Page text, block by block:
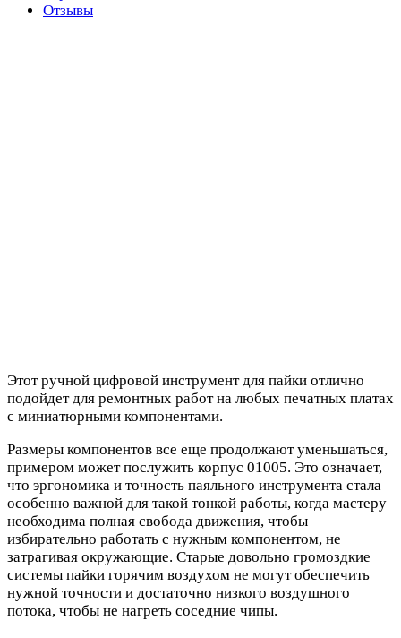
Отзывы
Этот ручной цифровой инструмент для пайки отлично
подойдет для ремонтных работ на любых печатных платах
с миниатюрными компонентами.
Размеры компонентов все еще продолжают уменьшаться,
примером может послужить корпус 01005. Это означает,
что эргономика и точность паяльного инструмента стала
особенно важной для такой тонкой работы, когда мастеру
необходима полная свобода движения, чтобы
избирательно работать с нужным компонентом, не
затрагивая окружающие. Старые довольно громоздкие
системы пайки горячим воздухом не могут обеспечить
нужной точности и достаточно низкого воздушного
потока, чтобы не нагреть соседние чипы.